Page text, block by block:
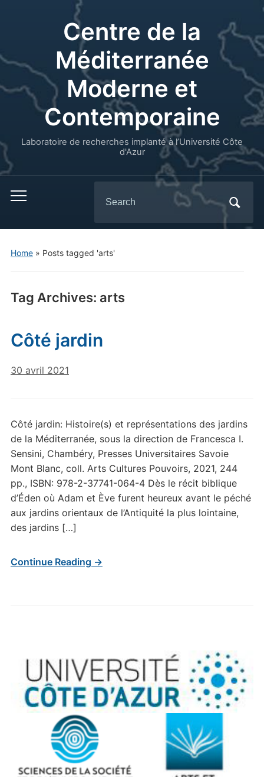
Centre de la
Méditerranée
Moderne et
Contemporaine
Laboratoire de recherches implanté à l’Université Côte
d'Azur
for:
Home» Posts tagged 'arts'
Tag Archives: arts
Côté jardin
30 avril 2021
Côté jardin: Histoire(s) et représentations des jardins
de la Méditerranée, sous la direction de Francesca I.
Sensini, Chambéry, Presses Universitaires Savoie
Mont Blanc, coll. Arts Cultures Pouvoirs, 2021, 244
pp., ISBN: 978-2-37741-064-4 Dès le récit biblique
d’Éden où Adam et Ève furent heureux avant le péché
aux jardins orientaux de l’Antiquité la plus lointaine,
des jardins […]
Continue Reading →